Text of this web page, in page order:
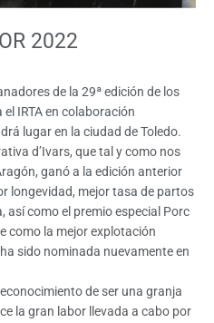
2022
de la 29ª edición de los
IRTA en colaboración
lugar en la ciudad de Toledo.
d’Ivars, que tal y como nos
ganó a la edición anterior
longevidad, mejor tasa de partos
como el premio especial Porc
como la mejor explotación
sido nominada nuevamente en
de ser una granja
la gran labor llevada a cabo por